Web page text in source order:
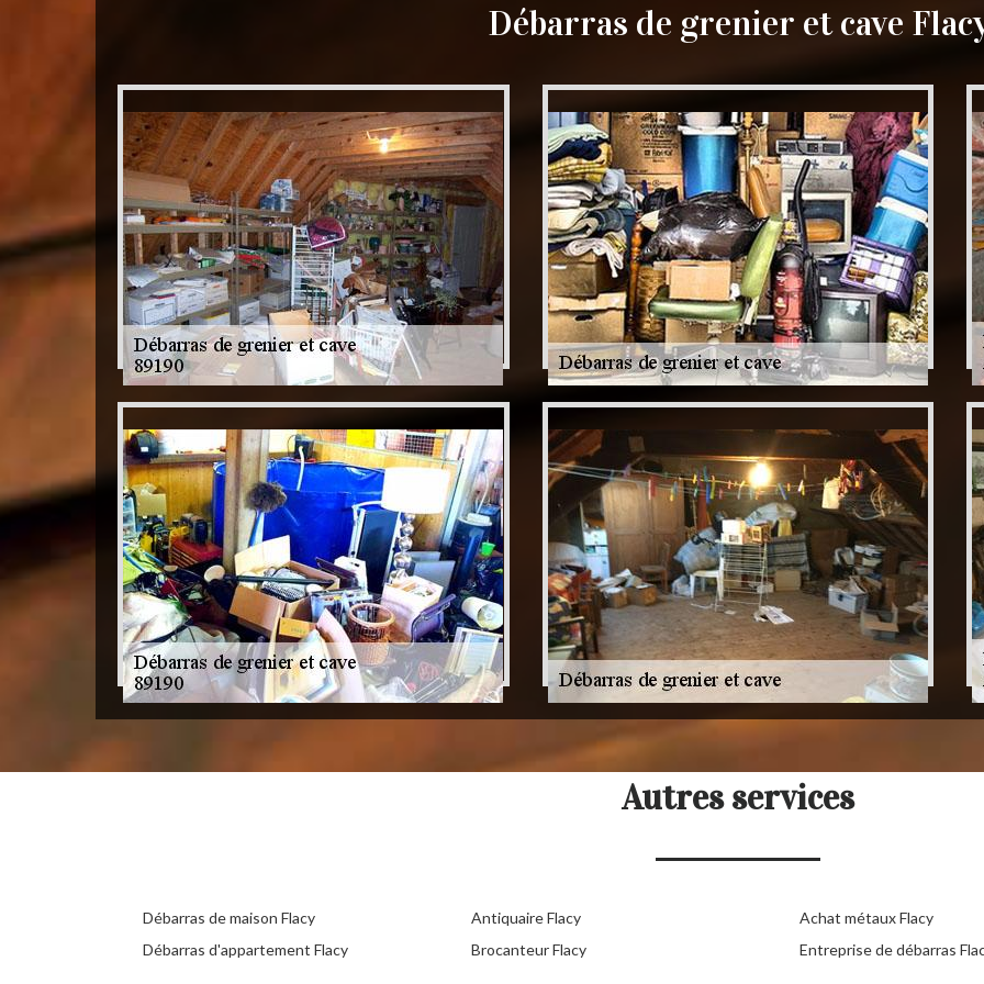
Débarras de grenier et cave
Autres services
Débarras de maison Flacy
Débarras d'appartement Flacy
Antiquaire Flacy
Brocanteur Flacy
Achat métaux Flacy
Entreprise de débarras